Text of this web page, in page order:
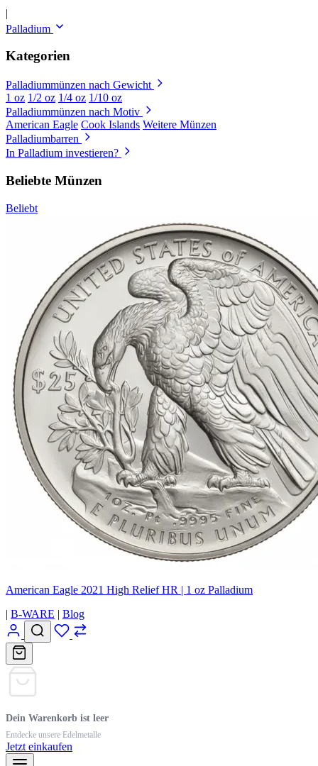
|
Palladium
Kategorien
Palladiummünzen nach Gewicht
1 oz 1/2 oz 1/4 oz 1/10 oz
Palladiummünzen nach Motiv
American Eagle Cook Islands Weitere Münzen
Palladiumbarren
In Palladium investieren?
Beliebte Münzen
Beliebt
American Eagle 2021 High Relief HR | 1 oz Palladium
| B-WARE | Blog
Dein Warenkorb ist leer
Entdecke unsere Edelmetalle
Jetzt einkaufen